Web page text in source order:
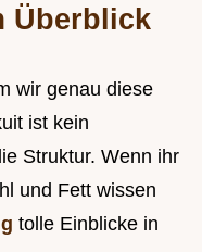
Überblick
wir genau diese
ist kein
Struktur. Wenn ihr
und Fett wissen
tolle Einblicke in